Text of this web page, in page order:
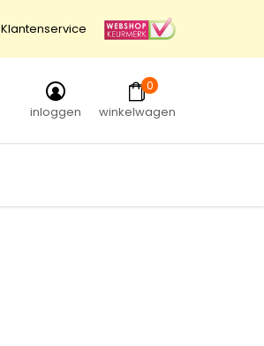
Klantenservice
inloggen
0
winkelwagen